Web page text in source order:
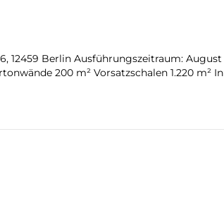
12459 Berlin Ausführungszeitraum:
200 m² Vorsatzschalen 1.220 m²